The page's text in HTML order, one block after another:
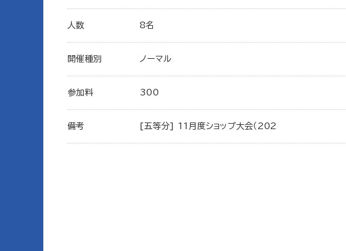
人数 8名
開催種別 ノーマル
参加料 300
備考 [五等分] 11月度ショップ大会（202